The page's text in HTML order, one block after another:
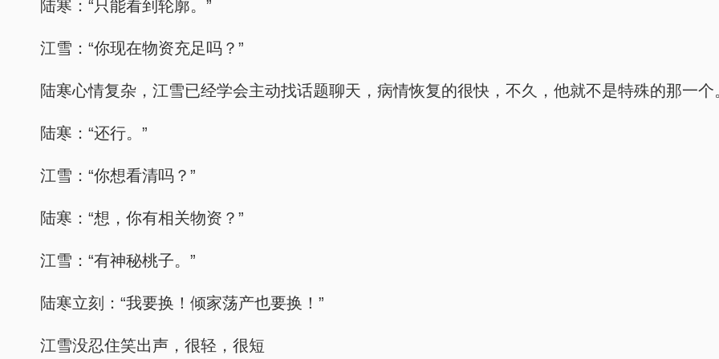
陆寒：“只能看到轮廓。”
江雪：“你现在物资充足吗？”
陆寒心情复杂，江雪已经学会主动找话题聊天，病情恢复的很快，不久，他就不是特殊的那一个
陆寒：“还行。”
江雪：“你想看清吗？”
陆寒：“想，你有相关物资？”
江雪：“有神秘桃子。”
陆寒立刻：“我要换！倾家荡产也要换！”
江雪没忍住笑出声，很轻，很短